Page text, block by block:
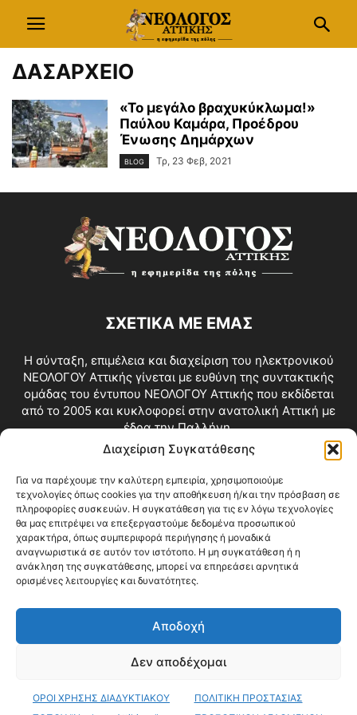
Διαχείριση Συγκατάθεσης
Για να παρέχουμε την καλύτερη εμπειρία, χρησιμοποιούμε
τεχνολογίες όπως cookies για την αποθήκευση ή/και την πρόσβαση σε
πληροφορίες συσκευών. Η συγκατάθεση για τις εν λόγω τεχνολογίες
θα μας επιτρέψει να επεξεργαστούμε δεδομένα προσωπικού
χαρακτήρα, όπως συμπεριφορά περιήγησης ή μοναδικά
αναγνωριστικά σε αυτόν τον ιστότοπο. Η μη συγκατάθεση ή η
ανάκληση της συγκατάθεσης, μπορεί να επηρεάσει αρνητικά
ορισμένες λειτουργίες και δυνατότητες.
Αποδοχή
Δεν αποδέχομαι
ΟΡΟΙ ΧΡΗΣΗΣ ΔΙΑΔΥΚΤΙΑΚΟΥ
ΠΟΛΙΤΙΚΗ ΠΡΟΣΤΑΣΙΑΣ
ΔΑΣΑΡΧΕΙΟ
«Το μεγάλο βραχυκύκλωμα!»
Παύλου Καμάρα, Προέδρου
Ένωσης Δημάρχων
BLOG Τρ, 23 Φεβ, 2021
ΣΧΕΤΙΚΑ ΜΕ ΕΜΑΣ
Η σύνταξη, επιμέλεια και διαχείριση του ηλεκτρονικού
ΝΕΟΛΟΓΟΥ Αττικής γίνεται με ευθύνη της συντακτικής
ομάδας του έντυπου ΝΕΟΛΟΓΟΥ Αττικής που εκδίδεται
από το 2005 και κυκλοφορεί στην ανατολική Αττική με
έδρα την Παλλήνη.
Επικοινωνία:info@neologosattikis.gr
ΑΚΟΛΟΥΘΗΣΕ ΜΑΣ
Videos Όροι Χρήσης
© Copyright 2026 ΝΕΟΛΟΓΟΣ ΑΤΤΙΚΗΣ • All Rights Reserved •